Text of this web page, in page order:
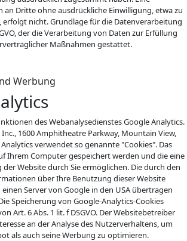
an Dritte ohne ausdrückliche Einwilligung, etwa zu
erfolgt nicht. Grundlage für die Datenverarbeitung
der die Verarbeitung von Daten zur Erfüllung
Maßnahmen gestattet.
Werbung
des Webanalysedienstes Google Analytics.
1600 Amphitheatre Parkway, Mountain View,
Analytics verwendet so genannte "Cookies". Das
Ihrem Computer gespeichert werden und die eine
Website durch Sie ermöglichen. Die durch den
über Ihre Benutzung dieser Website
Server von Google in den USA übertragen
Speicherung von Google-Analytics-Cookies
Art. 6 Abs. 1 lit. f DSGVO. Der Websitebetreiber
an der Analyse des Nutzerverhaltens, um
als auch seine Werbung zu optimieren.